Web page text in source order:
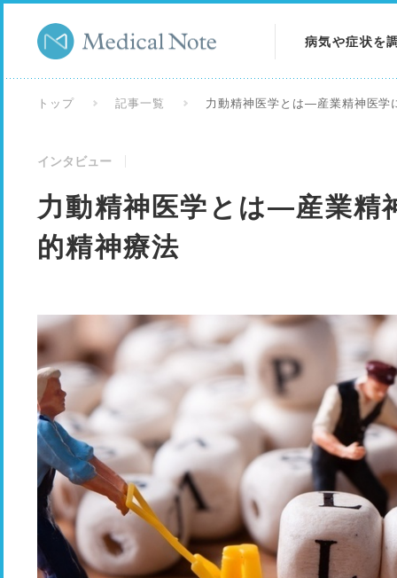
病気や症状を
トップ 記事一覧 力動精神医学とは―産業精神医学
インタビュー
力動精神医学とは―産業精
的精神療法